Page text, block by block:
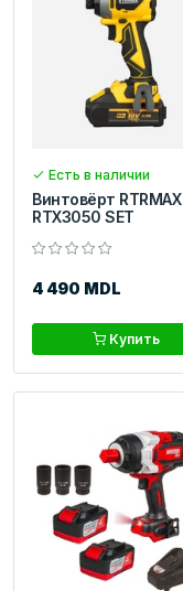
Есть в наличии
Винтовёрт RTRMAX
RTX3050 SET
4 490 MDL
Купить